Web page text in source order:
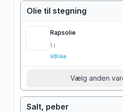
Olie til stegning
Rapsolie
1 l
Bilka
Vælg anden
Salt, peber